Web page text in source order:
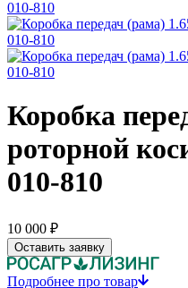
Коробка
роторной
010-810
10 000 ₽
Оставить заявку